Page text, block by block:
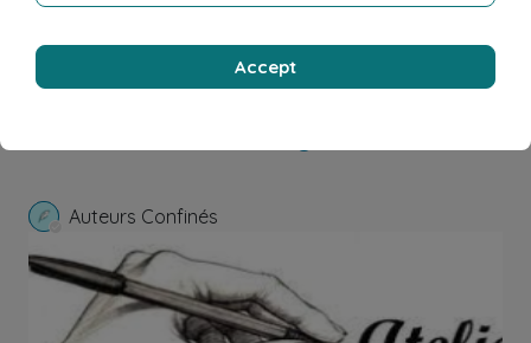
Auteurs Confinés
Accept